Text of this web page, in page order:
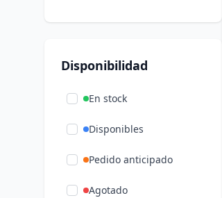
Pyramid International
Quantum Mechanix
Widdop
Disponibilidad
En stock
Disponibles
Pedido anticipado
Agotado